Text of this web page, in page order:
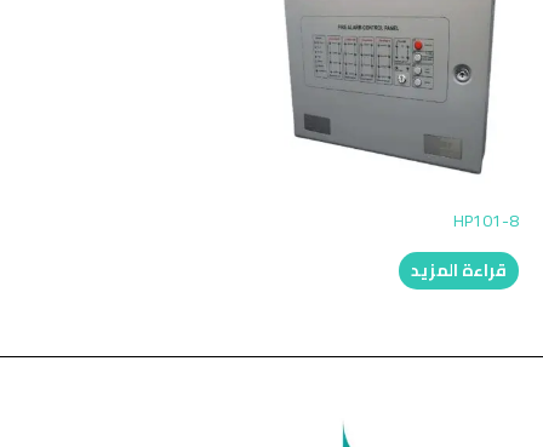
HP101-8
قراءة المزيد